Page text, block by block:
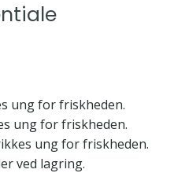
ung for friskheden.
ung for friskheden.
ung for friskheden.
ved lagring.